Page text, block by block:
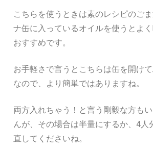
こちらを使うときは素のレシピのご
ナ缶に入っているオイルを使うとよ
おすすめです。
お手軽さで言うとこちらは缶を開け
なので、より簡単ではありますね。
両方入れちゃう！と言う剛毅な方も
んが、その場合は半量にするか、4人
直してくださいね。